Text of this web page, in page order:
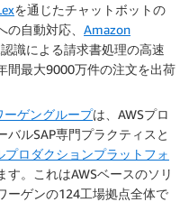
を通じたチャットボットの
自動対応、 Amazon
識による請求書処理の高速
間最大9000万件の注文を出荷
ーゲングループは、AWSプロ
ルSAP専門プラクティスと
プロダクションプラットフォ
す。これはAWSベースのソリ
ーゲンの124工場拠点全体で